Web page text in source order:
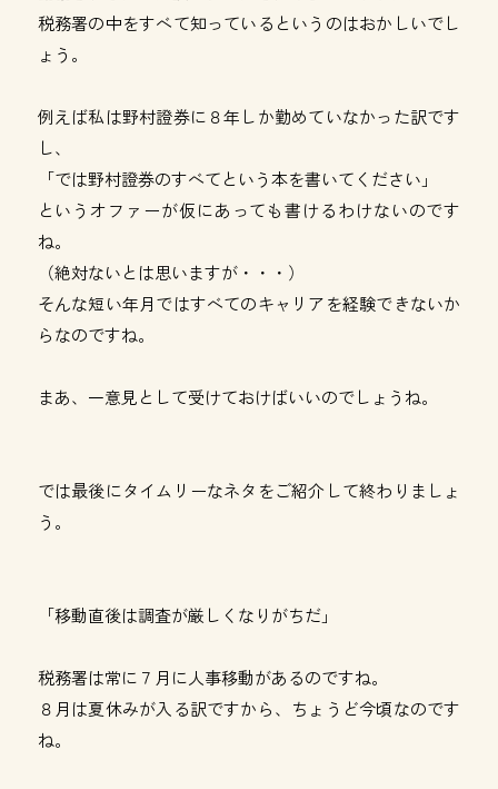
税務署の中をすべて知っているというのはおかしいでし
ょう。
例えば私は野村證券に８年しか勤めていなかった訳です
し、
「では野村證券のすべてという本を書いてください」
というオファーが仮にあっても書けるわけないのです
ね。
（絶対ないとは思いますが・・・）
そんな短い年月ではすべてのキャリアを経験できないか
らなのですね。
まあ、一意見として受けておけばいいのでしょうね。
では最後にタイムリーなネタをご紹介して終わりましょ
う。
「移動直後は調査が厳しくなりがちだ」
税務署は常に７月に人事移動があるのですね。
８月は夏休みが入る訳ですから、ちょうど今頃なのです
ね。